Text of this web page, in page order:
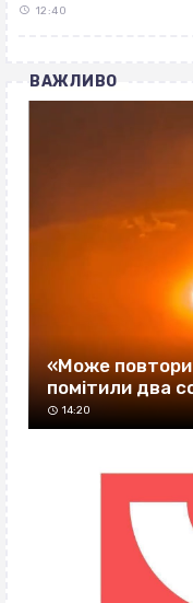
12:40
ВАЖЛИВО
«Може
помітили два
14:20